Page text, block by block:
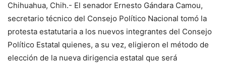
Chihuahua, Chih.- El senador Ernesto Gándara Camou,
secretario técnico del Consejo Político Nacional tomó la
protesta estatutaria a los nuevos integrantes del Consejo
Político Estatal quienes, a su vez, eligieron el método de
elección de la nueva dirigencia estatal que será